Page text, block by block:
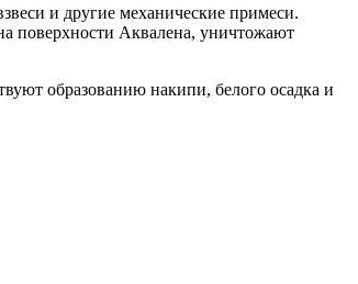
и другие механические примеси.
поверхности Аквалена, уничтожают
образованию накипи, белого осадка и